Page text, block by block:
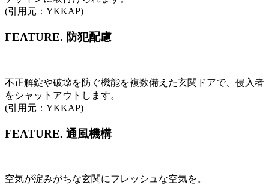
(引用元：YKKAP)
FEATURE. 防犯配慮
不正解錠や破壊を防ぐ機能を複数備えた玄関ドアで、侵入者
をシャットアウトします。
(引用元：YKKAP)
FEATURE. 通風機構
空気が淀みがちな玄関にフレッシュな空気を。